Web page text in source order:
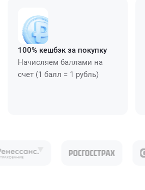
100% кешбэк за покупку
Начисляем баллами на
счет (1 балл = 1 рубль)